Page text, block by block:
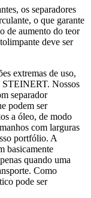
os separadores
o que garante
de aumento do teor
deve ser
extremas de uso,
STEINERT. Nossos
separador
podem ser
a óleo, de modo
com larguras
portfólio. A
basicamente
quando uma
Como
pode ser